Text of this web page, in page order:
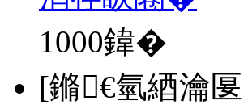
1000鍏�
[鏅€氫綇瀹匽